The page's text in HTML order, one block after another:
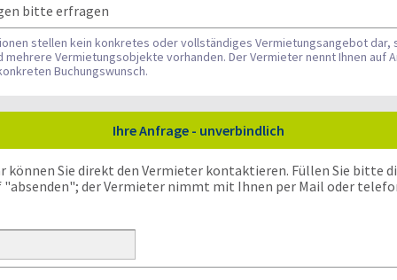
bitte erfragen
stellen kein konkretes oder vollständiges Vermietungsangebot
Vermietungsobjekte vorhanden. Der Vermieter nennt Ihnen auf
Buchungswunsch.
Ihre Anfrage - unverbindlich
können Sie direkt den Vermieter kontaktieren. Füllen Sie bitte
"absenden"; der Vermieter nimmt mit Ihnen per Mail oder